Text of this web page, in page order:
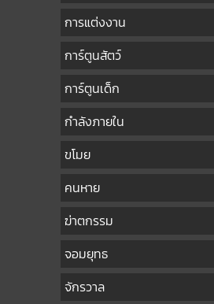
การแต่งงาน
การ์ตูนสัตว์
การ์ตูนเด็ก
กำลังภายใน
ขโมย
คนหาย
ฆ่าตกรรม
จอมยุทธ
จักรวาล